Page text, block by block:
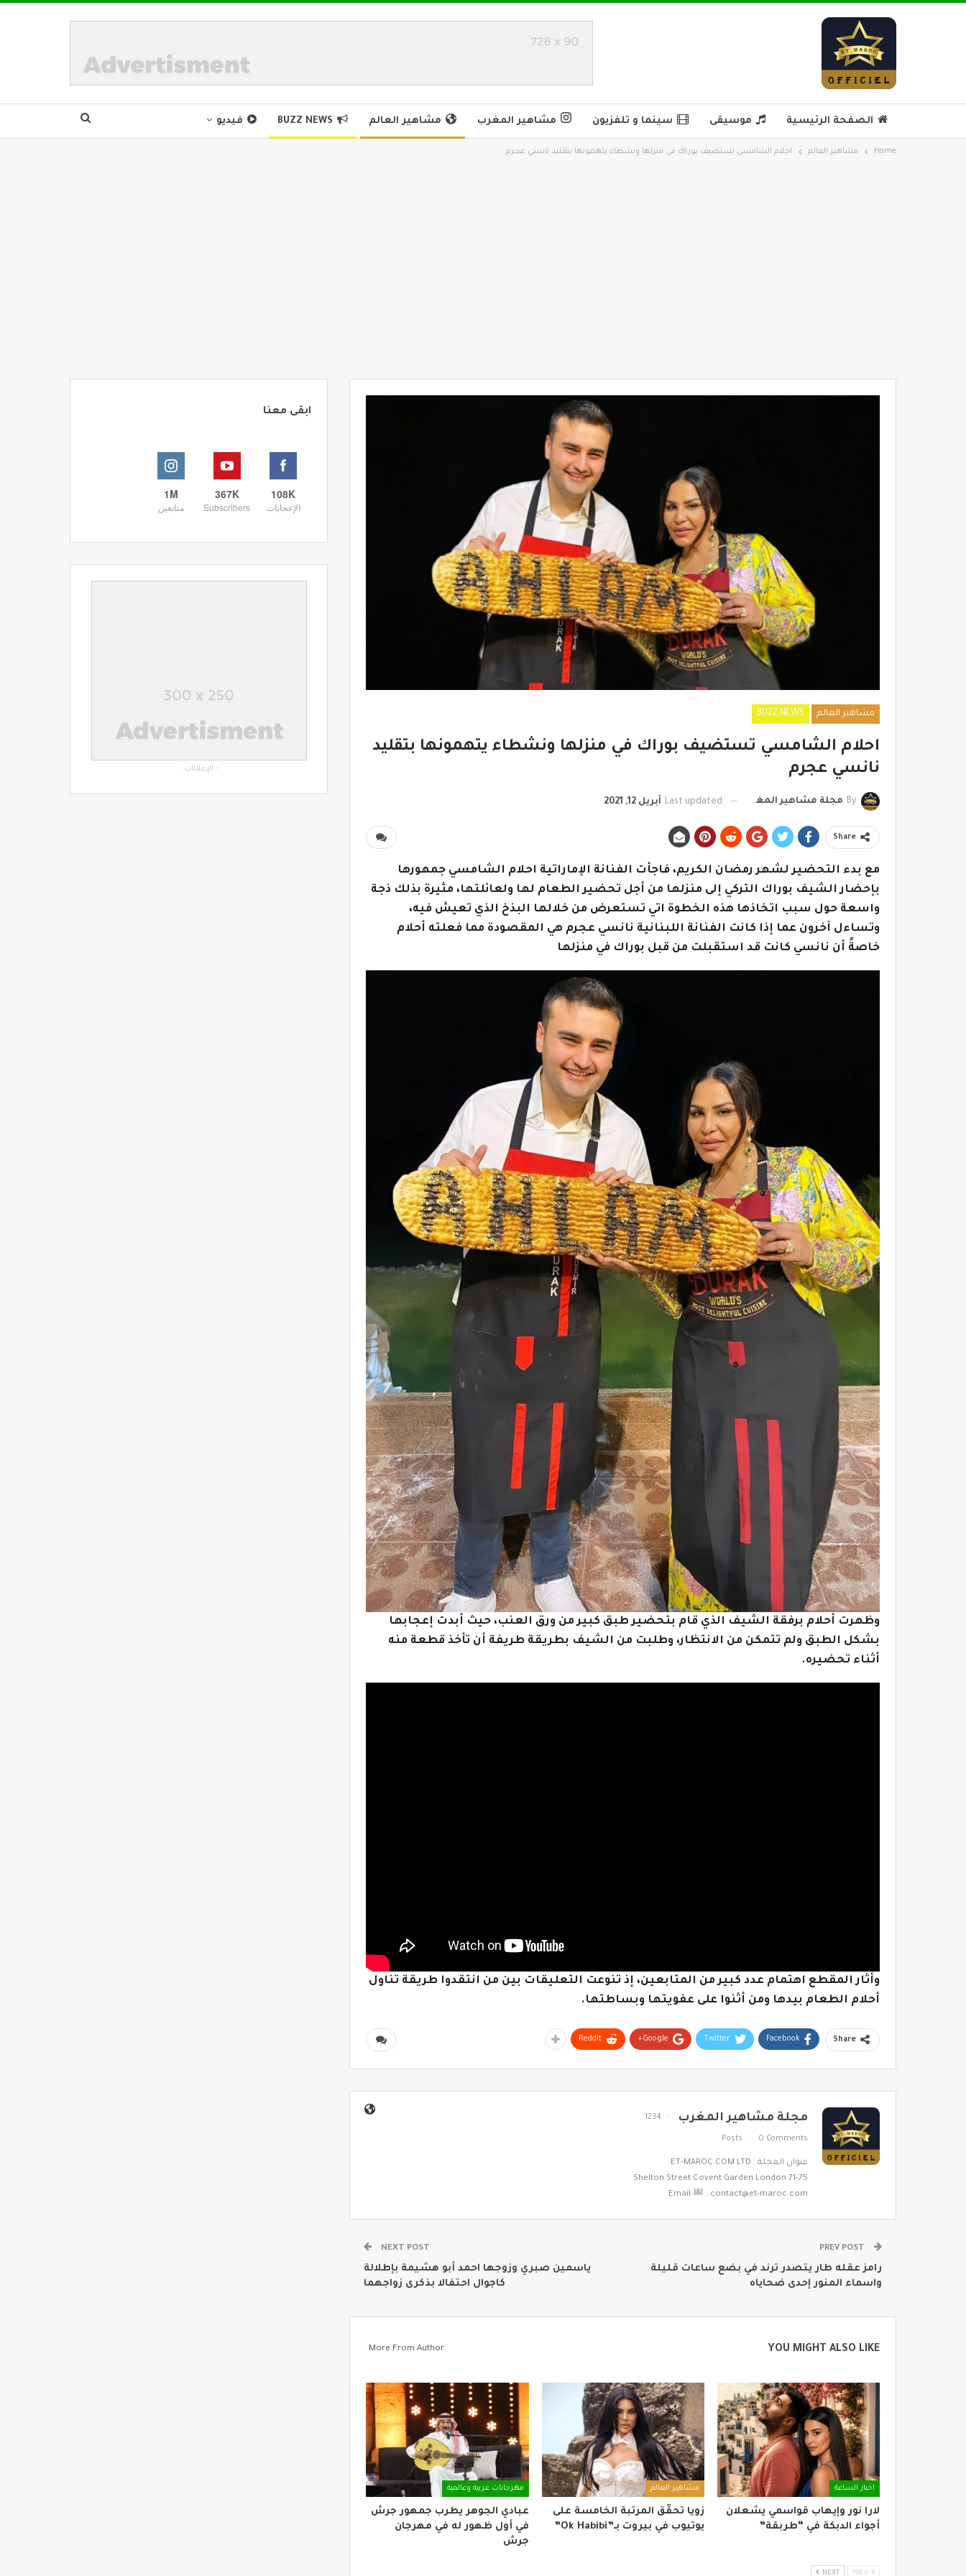
الصفحة الرئيسية موسيقى سينما و تلفزيون مشاهير المغرب مشاهير العالم BUZZ NEWS فيديو
Home مشاهير العالم احلام الشامسي تستضيف بوراك في منزلها ونشطاء يتهمونها بتقليد نانسي عجرم
مشاهير العالم BUZZ NEWS
احلام الشامسي تستضيف بوراك في منزلها ونشطاء يتهمونها بتقليد
نانسي عجرم
By مجلة مشاهير المغرب Last updated أبريل 12, 2021
Share
مع بدء التحضير لشهر رمضان الكريم، فاجأت الفنانة الإماراتية احلام الشامسي جمهورها
بإحضار الشيف بوراك التركي إلى منزلها من أجل تحضير الطعام لها ولعائلتها، مثيرة بذلك ذجة
واسعة حول سبب اتخاذها هذه الخطوة اتي تستعرض من خلالها البذخ الذي تعيش فيه،
وتساءل آخرون عما إذا كانت الفنانة اللبنانية نانسي عجرم هي المقصودة مما فعلته أحلام
خاصةً أن نانسي كانت قد استقبلت من قبل بوراك في منزلها
وظهرت أحلام برفقة الشيف الذي قام بتحضير طبق كبير من ورق العنب، حيث أبدت إعجابها
بشكل الطبق ولم تتمكن من الانتظار، وطلبت من الشيف بطريقة طريفة أن تأخذ قطعة منه
أثناء تحضيره.
وأثار المقطع اهتمام عدد كبير من المتابعين، إذ تنوعت التعليقات بين من انتقدوا طريقة تناول
أحلام الطعام بيدها ومن أثنوا على عفويتها وبساطتها.
Share
Facebook
Twitter
Google+
ReddIt
مجلة مشاهير المغرب 1234
Posts 0 Comments
عنوان المجلة : ET-MAROC.COM LTD
71-75 Shelton Street Covent Garden London
Email
: contact@et-maroc.com
رامز عقله طار يتصدر ترند في بضع ساعات قليلة
واسماء المنور إحدى ضحاياه
NEXT POST
ياسمين صبري وزوجها احمد أبو هشيمة بإطلالة
كاجوال احتفالا بذكرى زواجهما
YOU MIGHT ALSO LIKE
More From Author
اخبار الساعة
لارا نور وإيهاب قواسمي يشعلان
أجواء الدبكة في “طربقة”
مشاهير العالم
زويا تحقّق المرتبة الخامسة على
يوتيوب في بيروت بـ”Ok Habibi”
مهرجانات عربية وعالمية
عبادي الجوهر يطرب جمهور جرش
في أول ظهور له في مهرجان
جرش
NEXT
ابقى معنا
108K
الإعجابات
367K
Subscribers
1M
متابعين
- الإعلانات -